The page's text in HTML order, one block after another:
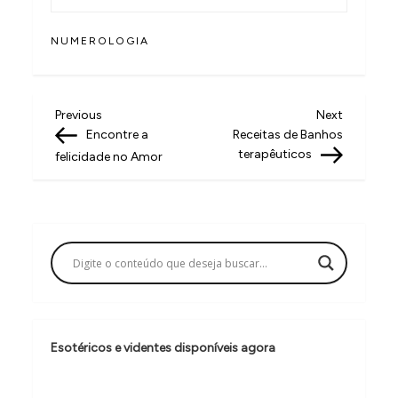
NUMEROLOGIA
N
a
g
a
ç
o
Previous
Post
Previous
Encontre a
felicidade no Amor
Next
Post
Next
Receitas de Banhos
terapêuticos
Esotéricos e videntes disponíveis agora